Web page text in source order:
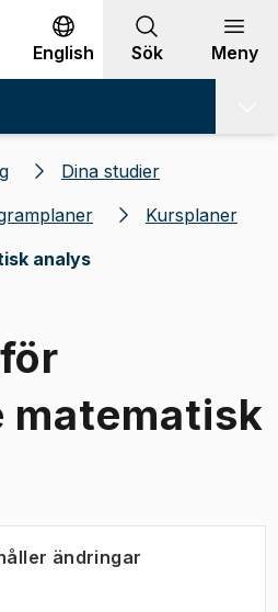
English Sök Meny
Dina studier
Kursplaner
analys
matematisk
ändringar